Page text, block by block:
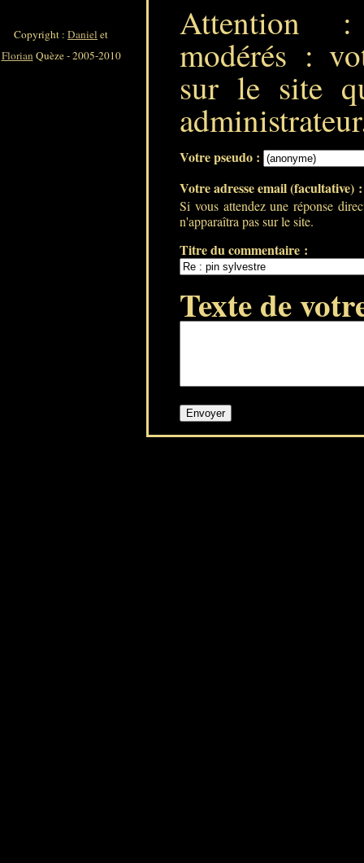
Attention :
modérés :
sur le site
Votre pseudo :
Votre adresse email (facultative)
Si vous attendez une réponse
n'apparaîtra pas sur le site.
Titre du commentaire :
Texte de
Copyright : Daniel et
FlorianQuèze - 2005-2010